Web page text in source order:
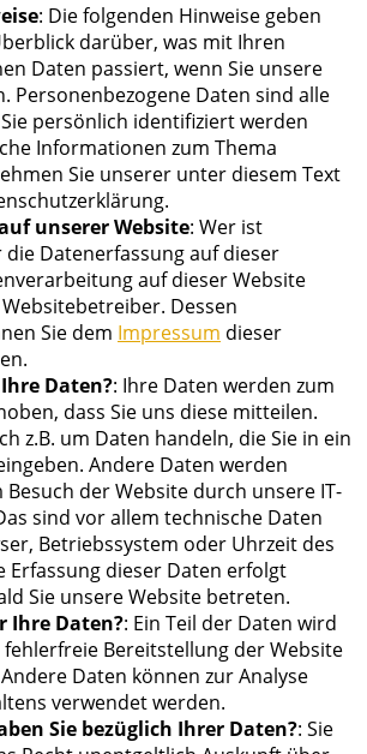
: Die folgenden Hinweise geben
darüber, was mit Ihren
Daten passiert, wenn Sie unsere
Personenbezogene Daten sind alle
persönlich identifiziert werden
Informationen zum Thema
Sie unserer unter diesem Text
unserer Website: Wer ist
Datenerfassung auf dieser
auf dieser Website
Dessen
Sie dem Impressum dieser
Daten?: Ihre Daten werden zum
dass Sie uns diese mitteilen.
z.B. um Daten handeln, die Sie in ein
Andere Daten werden
der Website durch unsere IT-
sind vor allem technische Daten
Betriebssystem oder Uhrzeit des
Erfassung dieser Daten erfolgt
Sie unsere Website betreten.
Ihre Daten?: Ein Teil der Daten wird
Bereitstellung der Website
Daten können zur Analyse
verwendet werden.
Sie bezüglich Ihrer Daten?: Sie